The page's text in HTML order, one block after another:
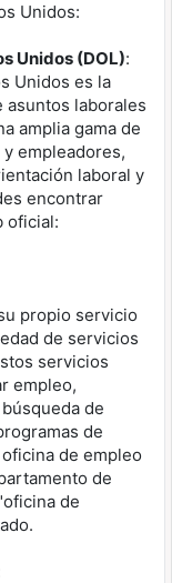
Unidos:
Unidos (DOL):
Unidos es la
asuntos laborales
amplia gama de
empleadores,
laboral y
encontrar
oficial:
propio servicio
de servicios
servicios
empleo,
de
de
de empleo
de
de